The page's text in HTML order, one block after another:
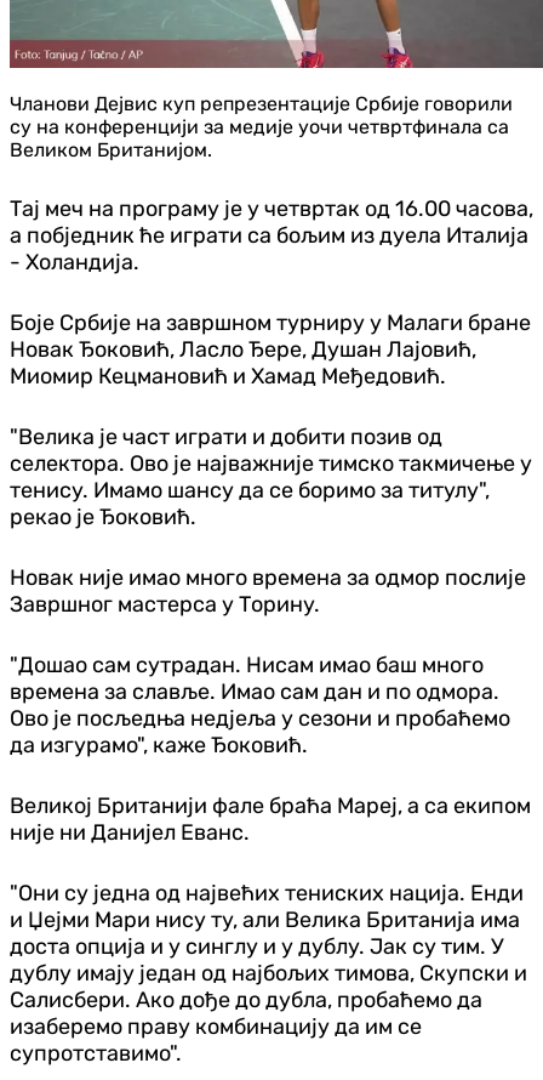
Чланови Дејвис куп репрезентације Србије говорили
су на конференцији за медије уочи четвртфинала са
Великом Британијом.
Тај меч на програму је у четвртак од 16.00 часова,
а побjедник ће играти са бољим из дуела Италија
- Холандија.
Боје Србије на завршном турниру у Малаги бране
Новак Ђоковић, Ласло Ђере, Душан Лајовић,
Миомир Кецмановић и Хамад Међедовић.
"Велика је част играти и добити позив од
селектора. Ово је најважније тимско такмичење у
тенису. Имамо шансу да се боримо за титулу",
рекао је Ђоковић.
Новак није имао много времена за одмор послије
Завршног мастерса у Торину.
"Дошао сам сутрадан. Нисам имао баш много
времена за славље. Имао сам дан и по одмора.
Ово је посљедња недјеља у сезони и пробаћемо
да изгурамо", каже Ђоковић.
Великој Британији фале браћа Мареј, а са екипом
није ни Данијел Еванс.
"Они су једна од највећих тениских нација. Енди
и Џејми Мари нису ту, али Велика Британија има
доста опција и у синглу и у дублу. Јак су тим. У
дублу имају један од најбољих тимова, Скупски и
Салисбери. Ако дође до дубла, пробаћемо да
изаберемо праву комбинацију да им се
супротставимо".